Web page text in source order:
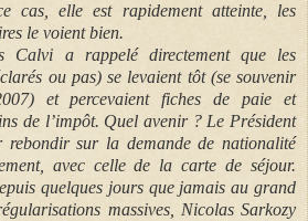
cas, elle est rapidement atteinte, les
le voient bien.
Calvi a rappelé directement que les
ou pas) se levaient tôt (se souvenir
et percevaient fiches de paie et
de l’impôt. Quel avenir ? Le Président
sur la demande de nationalité
avec celle de la carte de séjour.
quelques jours que jamais au grand
massives, Nicolas Sarkozy